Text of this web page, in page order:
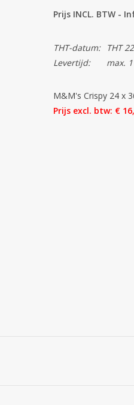
Prijs INCL. BTW -
THT-datum:
THT
Levertijd:
max.
M&M's Crispy 24 x
Prijs excl. btw: €